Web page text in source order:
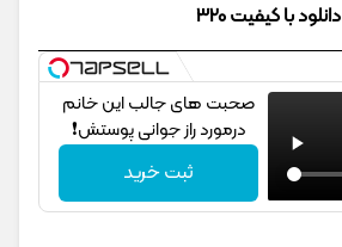
دانلود با کیفیت 320
صحبت های جالب این خانم
درمورد راز جوانی پوستش❗
ثبت خرید